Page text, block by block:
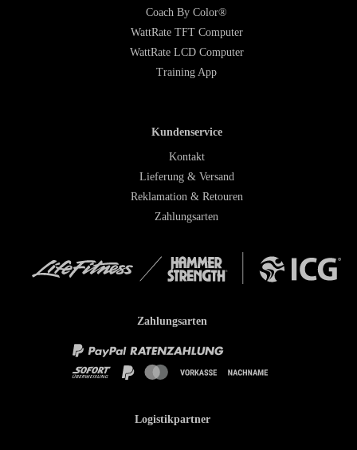
Coach By Color®
WattRate TFT Computer
WattRate LCD Computer
Training App
Kundenservice
Kontakt
Lieferung & Versand
Reklamation & Retouren
Zahlungsarten
Zahlungsarten
Logistikpartner